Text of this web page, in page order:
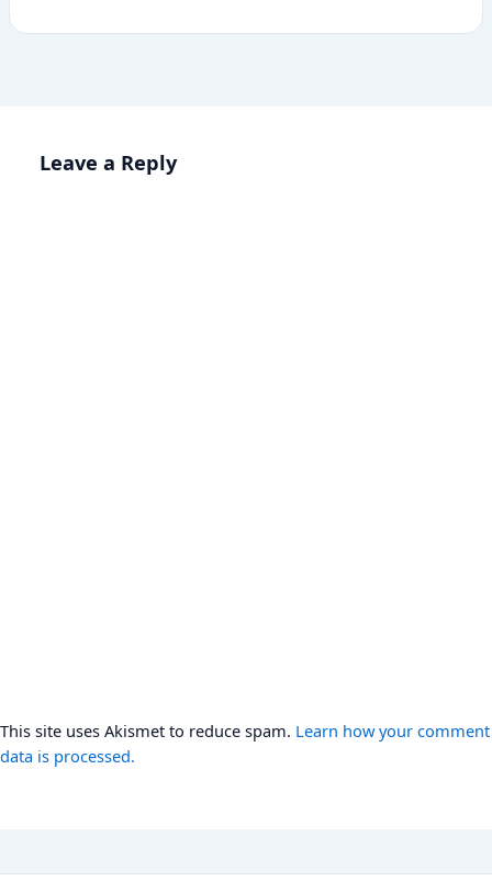
Leave a Reply
This site uses Akismet to reduce spam. Learn how your comment
data is processed.